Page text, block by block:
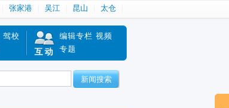
张家港 吴江 昆山 太仓
驾校
互动
编辑专栏 视频
专题
新闻搜索